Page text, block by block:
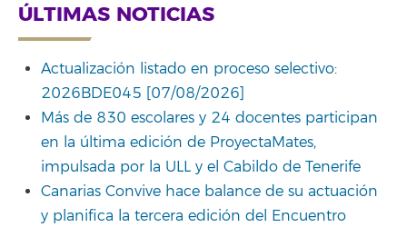
ÚLTIMAS NOTICIAS
Actualización listado en proceso selectivo:
2026BDE045 [07/08/2026]
Más de 830 escolares y 24 docentes participan
en la última edición de ProyectaMates,
impulsada por la ULL y el Cabildo de Tenerife
Canarias Convive hace balance de su actuación
y planifica la tercera edición del Encuentro